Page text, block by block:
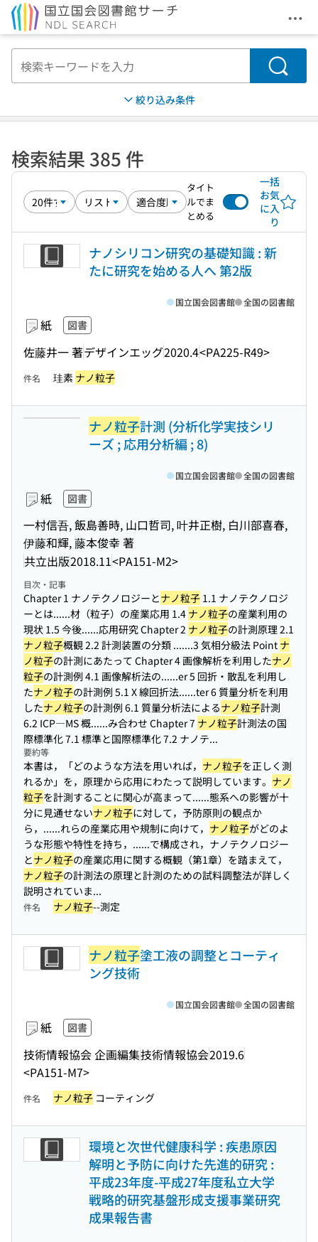
メ
検索
絞り込み条件
検索結果 385 件
タイト
ルでま
とめる
一括
お気
に入
り
ナノシリコン研究の基礎知識 : 新
たに研究を始める人へ 第2版
紙 図書
佐藤井一 著デザインエッグ2020.4<PA225-R49>
国立国会図書館 全国の図書館
件名 珪素 ナノ粒子
ナノ粒子計測 (分析化学実技シリ
ーズ ; 応用分析編 ; 8)
紙 図書
一村信吾, 飯島善時, 山口哲司, 叶井正樹, 白川部喜春,
伊藤和輝, 藤本俊幸 著
共立出版2018.11<PA151-M2>
国立国会図書館 全国の図書館
目次・記事
Chapter 1 ナノテクノロジーとナノ粒子 1.1 ナノテクノロジ
ーとは......材（粒子）の産業応用 1.4 ナノ粒子の産業利用の
現状 1.5 今後......応用研究 Chapter 2 ナノ粒子の計測原理 2.1
ナノ粒子概観 2.2 計測装置の分類 .......3 気相分級法 Point ナ
ノ粒子の計測にあたって Chapter 4 画像解析を利用したナノ
粒子の計測例 4.1 画像解析法の......er 5 回折・散乱を利用し
たナノ粒子の計測例 5.1 X 線回折法......ter 6 質量分析を利用
したナノ粒子の計測例 6.1 質量分析法によるナノ粒子計測
6.2 ICP―MS 概......み合わせ Chapter 7 ナノ粒子計測法の国
際標準化 7.1 標準と国際標準化 7.2 ナノテ...
要約等
本書は，「どのような方法を用いれば， ナノ粒子を正しく測
れるか」を，原理から応用にわたって説明しています。 ナノ
粒子を計測することに関心が高まって......態系への影響が十
分に見通せないナノ粒子に対して，予防原則の観点か
ら，......れらの産業応用や規制に向けて， ナノ粒子がどのよ
うな形態や特性を持ち，......で構成され，ナノテクノロジー
とナノ粒子の産業応用に関する概観（第1章）を踏まえて，
ナノ粒子の計測法の原理と計測のための試料調整法が詳しく
説明されていま...
件名 ナノ粒子--測定
ナノ粒子塗工液の調整とコーティ
ング技術
紙 図書
技術情報協会 企画編集技術情報協会2019.6
<PA151-M7>
国立国会図書館 全国の図書館
件名 ナノ粒子 コーティング
環境と次世代健康科学 : 疾患原因
解明と予防に向けた先進的研究 :
平成23年度-平成27年度私立大学
戦略的研究基盤形成支援事業研究
成果報告書